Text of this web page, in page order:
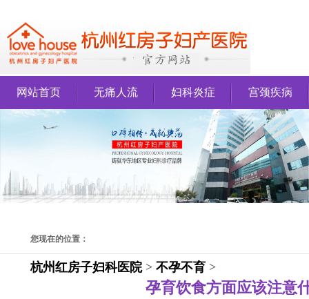
网站首页 无痛人流 妇科炎症 宫颈疾病
您现在的位置：
杭州红房子妇科医院> 不孕不育 >
孕育饮食方面应该注意